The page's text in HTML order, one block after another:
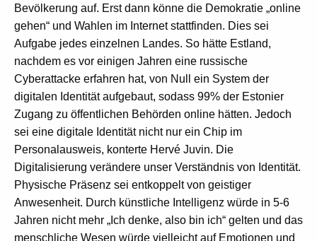
Bevölkerung auf. Erst dann könne die Demokratie „online
gehen“ und Wahlen im Internet stattfinden. Dies sei
Aufgabe jedes einzelnen Landes. So hätte Estland,
nachdem es vor einigen Jahren eine russische
Cyberattacke erfahren hat, von Null ein System der
digitalen Identität aufgebaut, sodass 99% der Estonier
Zugang zu öffentlichen Behörden online hätten. Jedoch
sei eine digitale Identität nicht nur ein Chip im
Personalausweis, konterte Hervé Juvin. Die
Digitalisierung verändere unser Verständnis von Identität.
Physische Präsenz sei entkoppelt von geistiger
Anwesenheit. Durch künstliche Intelligenz würde in 5-6
Jahren nicht mehr „Ich denke, also bin ich“ gelten und das
menschliche Wesen würde vielleicht auf Emotionen und